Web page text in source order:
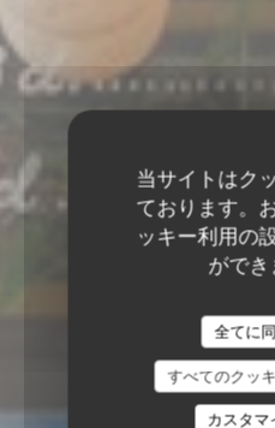
当サイトはク
ております。
ッキー利用の
ができ
全てに
すべてのクッ
カスタマ